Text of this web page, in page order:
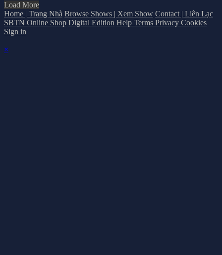
Load More
Home | Trang Nhà Browse Shows | Xem Show Contact | Liên Lạc
SBTN Online Shop Digital Edition Help Terms Privacy Cookies
Sign in
×